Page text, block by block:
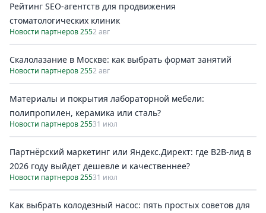
Рейтинг SEO-агентств для продвижения
стоматологических клиник
Новости партнеров 2552 авг
Скалолазание в Москве: как выбрать формат занятий
Новости партнеров 2552 авг
Материалы и покрытия лабораторной мебели:
полипропилен, керамика или сталь?
Новости партнеров 25531 июл
Партнёрский маркетинг или Яндекс.Директ: где B2B-лид в
2026 году выйдет дешевле и качественнее?
Новости партнеров 25531 июл
Как выбрать колодезный насос: пять простых советов для